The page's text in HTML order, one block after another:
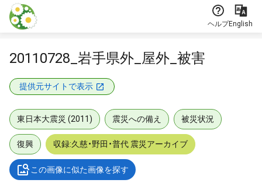
本文に飛ぶ
ヘルプEnglish
20110728_岩手県外_屋外_被害
提供元サイトで表示
東日本大震災 (2011) 震災への備え 被災状況
復興 収録:久慈・野田・普代 震災アーカイブ
この画像に似た画像を探す